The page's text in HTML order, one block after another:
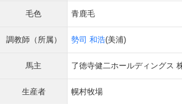
毛色 青鹿毛
調教師（所属） 勢司 和浩(美浦)
馬主 了徳寺健二ホールディングス
生産者 幌村牧場